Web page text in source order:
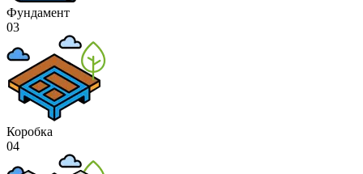
Фундамент
03
Коробка
04